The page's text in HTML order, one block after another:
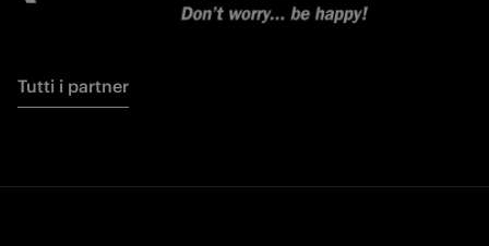
Tutti i partner